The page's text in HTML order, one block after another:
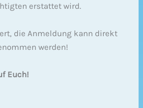
erstattet wird.
die Anmeldung kann direkt
werden!
Euch!